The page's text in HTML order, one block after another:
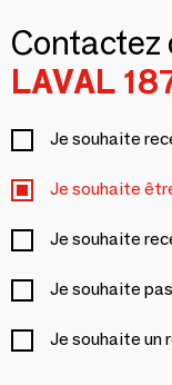
LAVAL
Je souhaite
Je souhaite
Je souhaite
Je souhaite
Je souhaite un